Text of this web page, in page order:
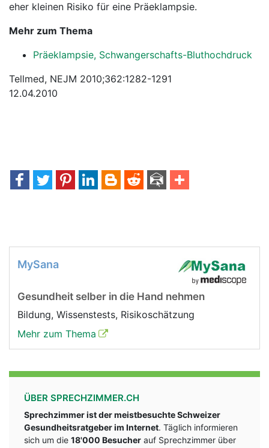
eher kleinen Risiko für eine Präeklampsie.
Mehr zum Thema
Präeklampsie, Schwangerschafts-Bluthochdruck
Tellmed, NEJM 2010;362:1282-1291
12.04.2010
MySana
Gesundheit selber in die Hand nehmen
Bildung, Wissenstests, Risikoschätzung
Mehr zum Thema
ÜBER SPRECHZIMMER.CH
Sprechzimmer ist der meistbesuchte Schweizer
Gesundheitsratgeber im Internet. Täglich informieren
sich um die 18'000 Besucher auf Sprechzimmer über